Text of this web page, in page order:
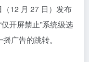
12 月 27 日）发布
开屏禁止”系统级选
广告的跳转。